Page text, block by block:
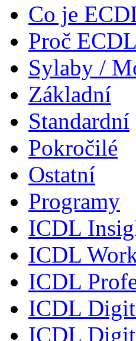
Co je
Proč ECDL
Sylaby /
Základní
Standardní
Pokročilé
Ostatní
Programy
ICDL
ICDL
ICDL
ICDL
ICDL